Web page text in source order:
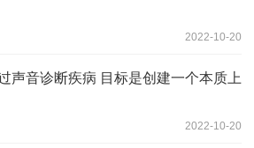
2022-10-20
声音诊断疾病 目标是创建一个本质上
2022-10-20